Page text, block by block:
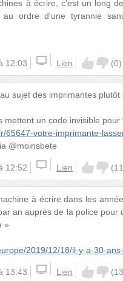
à écrire, c'est un long
au ordre d'une tyrannie
12:03 Lien (0)
sujet des imprimantes
mettent un code invisible
65647-votre-imprimante-
@moinsbete
12:52 Lien (11
à écrire dans les
an auprès de la police pour
»
2019/12/18/il-y-a-30-
13:43 Lien (13